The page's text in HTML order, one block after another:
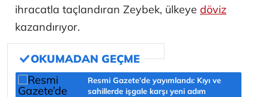
ihracatla taçlandıran Zeybek, ülkeye döviz
kazandırıyor.
Resmi Gazete’de yayımlandı: Kıyı ve
sahillerde işgale karşı yeni adım